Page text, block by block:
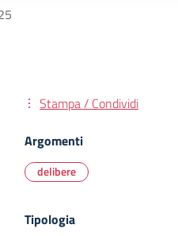
Stampa / Condividi
Argomenti
delibere
Tipologia